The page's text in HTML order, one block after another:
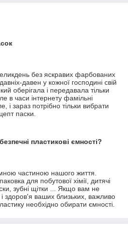
без яскравих фарбованих
давен у кожної господині свій
оберігала і передавала тільки
в часи інтернету фамільні
і зараз потрібно тільки вибрати
паски.
пластикові ємності?
частиною нашого життя.
для побутової хімії, дитячі
зубні щітки ... Якщо вам не
здоров'я ваших близьких, важливо
необхідно обирати ємності.